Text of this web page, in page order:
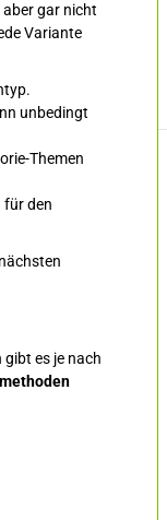
gar nicht
Variante
unbedingt
Themen
für den
es je nach